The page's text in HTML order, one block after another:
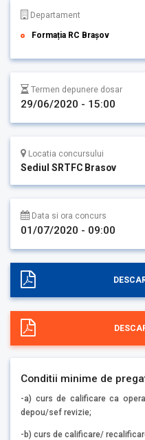
Departament
Formația RC Brașov
Termen depunere dosar
29/06/2020 - 15:00
Locatia concursului
Sediul SRTFC Brasov
Data si ora concurs
01/07/2020 - 09:00
Conditii minime de
-a) curs de calificare ca
depou/sef revizie;
-b) curs de calificare/